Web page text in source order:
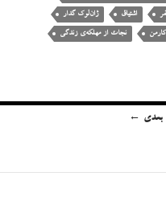
اشتیاق ژان‌لوک گدار
نجات از مهلکه‌ی زندگی
بعدی ←